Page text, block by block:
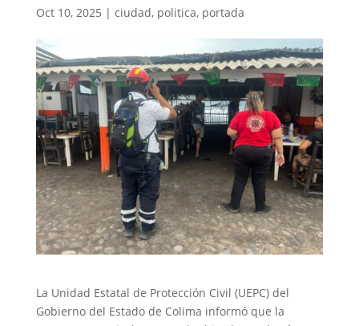
Oct 10, 2025 | ciudad, politica, portada
La Unidad Estatal de Protección Civil (UEPC) del
Gobierno del Estado de Colima informó que la